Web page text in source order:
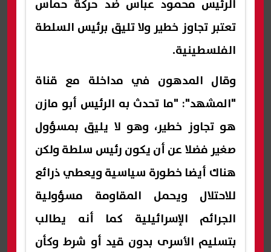
الرئيس محمود عباس ضد حركة حماس
تعتبر تجاوز خطير ولا تليق برئيس السلطة
الفلسطينية.
وقال المدهون في مداخلة مع قناة
"المشهد": "ما تحدث به الرئيس أبو مازن
هو تجاوز خطير، وهو لا يليق بمسؤول
صغير فضلا عن أن يكون رئيس سلطة ولكن
هناك أيضا خطورة سياسية ويعطي ذرائع
للاحتلال ويحمل المقاومة مسؤولية
الجرائم الإسرائيلية كما أنه يطالب
بتسليم الأسرى بدون قيد أو شرط وكأن